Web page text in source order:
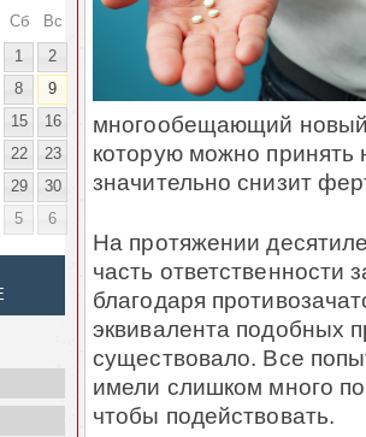
Сб
Вс
1
2
8
9
15
16
22
23
29
30
5 6
многообещающий новый
которую можно принять
значительно снизит
На протяжении
часть ответственности
благодаря
эквивалента подобных
существовало. Все
имели слишком много
чтобы подействовать.